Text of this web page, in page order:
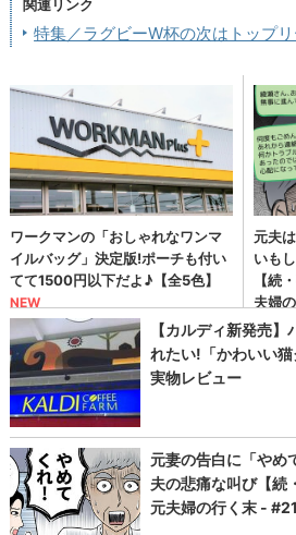
関連リンク
特集／ラグビーW杯の次はトップ